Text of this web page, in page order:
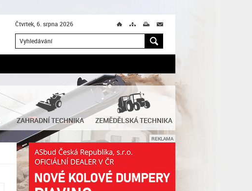
Čtvrtek, 6. srpna 2026 Ú M T M
H
ZAHRADNÍ TECHNIKA ZEMĚDĚLSKÁ TECHNIKA
REKLAMA